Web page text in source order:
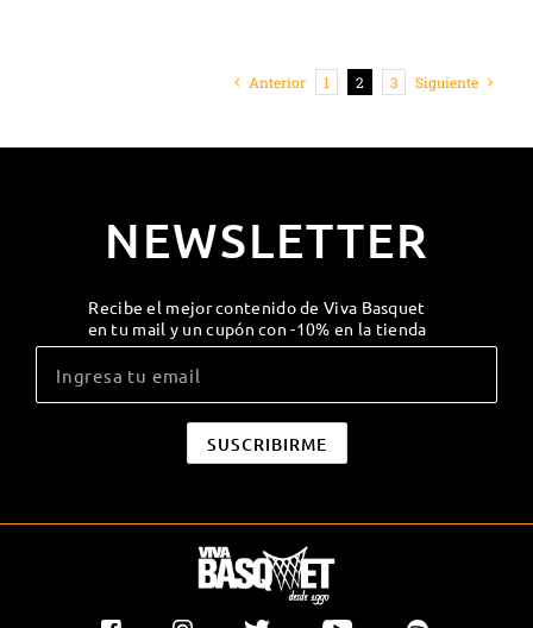
Anterior 1 2 3 Siguiente
NEWSLETTER
Recibe el mejor contenido de Viva Basquet
en tu mail y un cupón con -10% en la tienda